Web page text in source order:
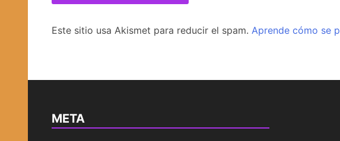
Este sitio usa Akismet para reducir el spam. Aprende cómo se
META